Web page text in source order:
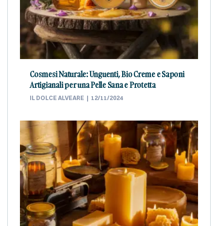
Cosmesi Naturale: Unguenti, Bio Creme e Saponi
Artigianali per una Pelle Sana e Protetta
IL DOLCE ALVEARE 12/11/2024